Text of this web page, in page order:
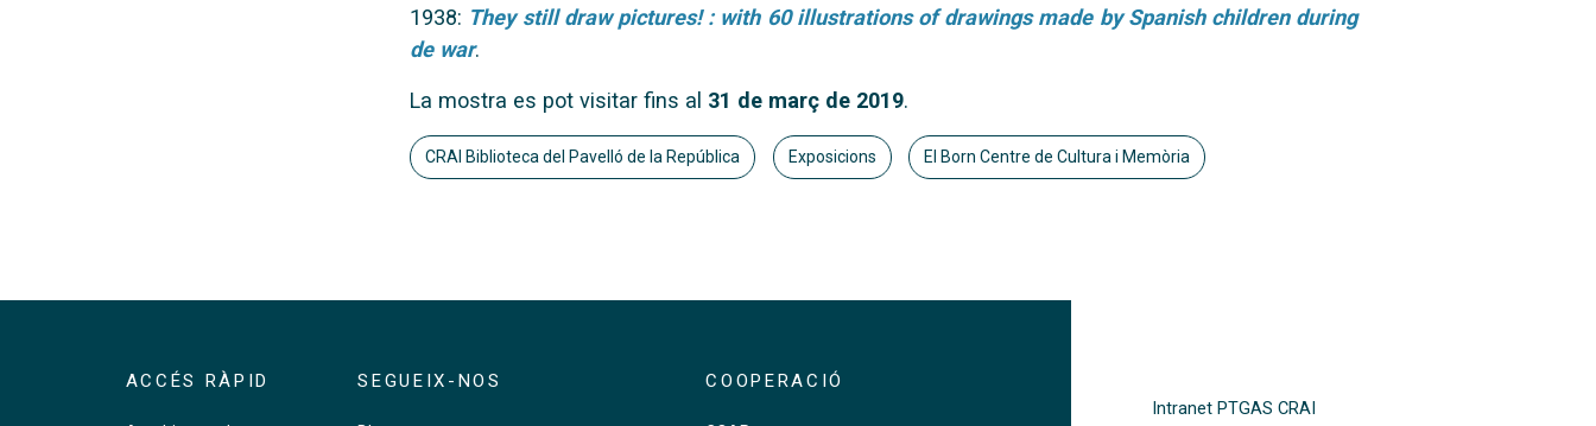
1938: They still draw pictures! : with 60 illustrations of drawings made by Spanish children during
de war.
La mostra es pot visitar fins al 31 de març de 2019.
CRAI Biblioteca del Pavelló de la República Exposicions El Born Centre de Cultura i Memòria
ACCÉS RÀPID SEGUEIX-NOS COOPERACIÓ
Intranet PTGAS CRAI